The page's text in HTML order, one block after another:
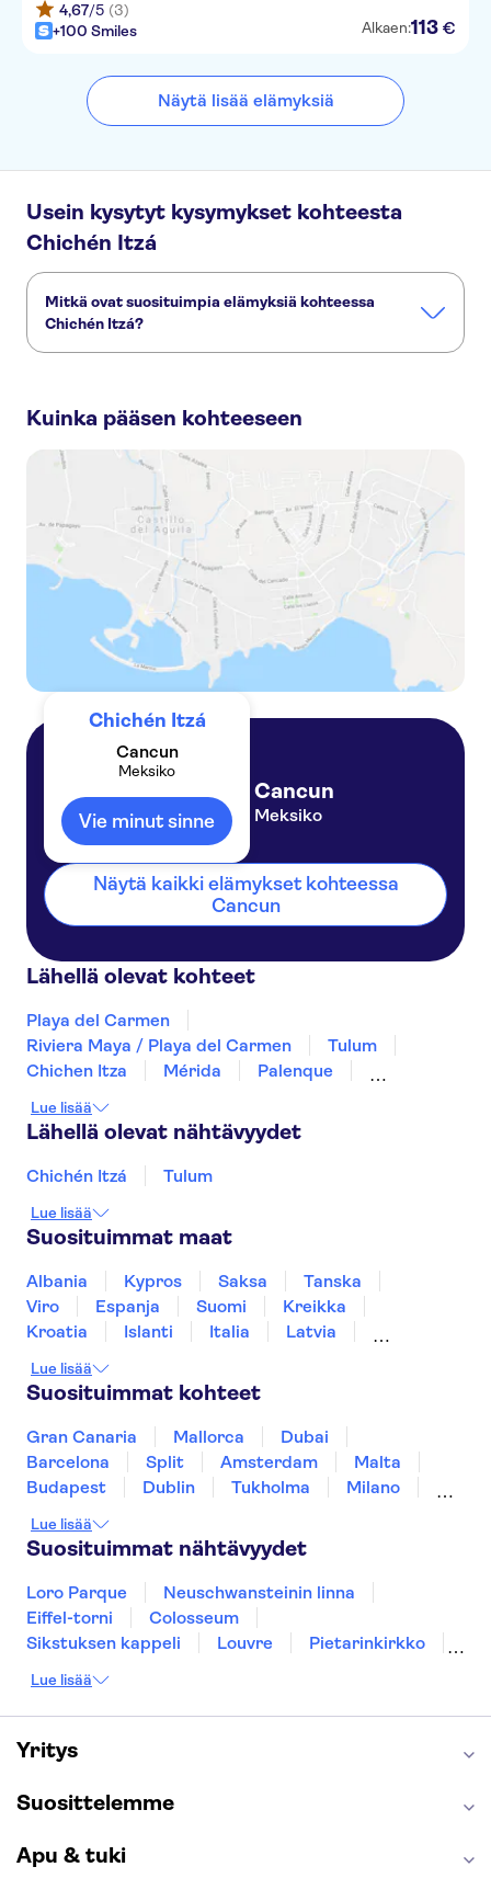
4,67/5 (3)
+100 Smiles
Alkaen:113 €
Näytä lisää elämyksiä
Usein kysytyt kysymykset kohteesta
Chichén Itzá
Mitkä ovat suosituimpia elämyksiä kohteessa
Chichén Itzá?
Coba, Chichen Itza, Cenote and Valladolid tour
Coba, Chichen Itza, Cenote and Valladolid all-inclusive tour
Chichen Itzan ja Valladolidin kokopäiväretki sisältäen cenoten
Classic Chichen Itza day trip with Cenote Xunáan and Valladolid
Kuinka pääsen kohteeseen
Chichén Itzá
Cancun
Meksiko
Vie minut sinne
Cancun
Meksiko
Näytä kaikki elämykset kohteessa
Cancun
Lähellä olevat kohteet
Playa del Carmen
Riviera Maya / Playa del Carmen
Tulum
Chichen Itza
Mérida
Palenque
Oaxaca de Juárez
Mexico City
Guadalajara
Puerto Vallarta
Lue lisää
Lähellä olevat nähtävyydet
Chichén Itzá Tulum
Lue lisää
Suosituimmat maat
Albania Kypros Saksa
Tanska
Viro
Espanja Suomi
Kreikka
Kroatia
Islanti Italia
Latvia
Portugali
Ruotsi Singapore
Turkki
Lue lisää
Suosituimmat kohteet
Gran Canaria Mallorca
Dubai
Barcelona
Split Amsterdam
Malta
Budapest
Dublin Tukholma
Milano
York
Rovaniemi Tallinna
Riika
Lue lisää
Suosituimmat nähtävyydet
Loro Parque
Neuschwansteinin linna
Eiffel-torni
Colosseum
Sikstuksen kappeli
Louvre
Pietarinkirkko
Moulin Rouge
London Eye
Montmartre
Wieliczkan suolakaivos
Caminito del Rey
Golden Circle
Lue lisää
Yritys
Suosittelemme
Apu & tuki